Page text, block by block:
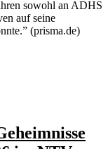
sowohl an ADHS
auf seine
(prisma.de)